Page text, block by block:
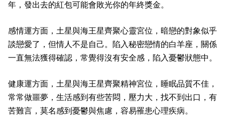
年，發出去的紅包可能會敗光你的年終獎金。
感情運方面，土星與海王星齊聚心靈宮位，暗戀的對象似乎
談戀愛了，但情人不是自己。陷入秘密戀情的白羊座，關係
一直無法獲得確認，常覺得沒有安全感，陷入憂鬱狀態中。
健康運方面，土星與海王星齊聚精神宮位，睡眠品質不佳，
常常做噩夢，生活感到有些苦悶，壓力大，找不到出口，有
苦難言，莫名感到憂鬱與焦慮，容易罹患心理疾病。